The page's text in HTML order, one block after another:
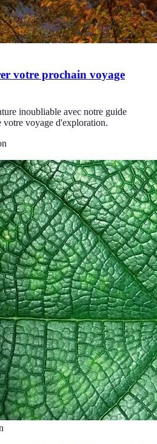
votre prochain voyage
inoubliable avec notre guide
votre voyage d'exploration.